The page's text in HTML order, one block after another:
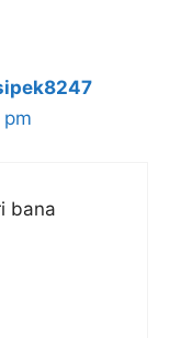
bana